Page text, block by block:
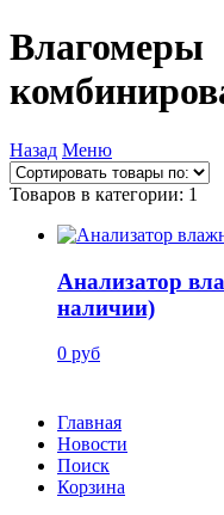
Влагомеры
Назад Меню
Товаров в категории: 1
Анализатор
наличии)
0 руб
Главная
Новости
Поиск
Корзина